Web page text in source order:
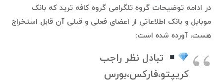
در ادامه توضیحات گروه تلگرامی گروه کافه ترید که بانک
موبایل و بانک اطلاعاتی از اعضای فعلی و قبلی آن قابل استخراج
هست، آورده شده است:
تبادل نظر راجب
کریپتو،فارکس،بورس